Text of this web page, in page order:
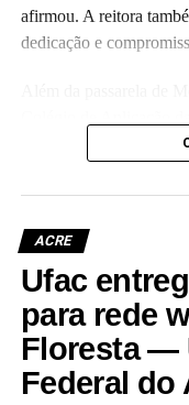
afirmou. A reitora
dedicação e
e deve ser entregue em
superior da Ufac.
Leia Mais: UFAC
ACRE
Ufac
para rede
Floresta —
Federal do